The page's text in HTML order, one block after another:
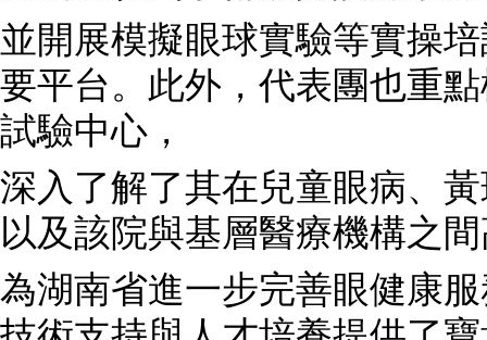
並開展模擬眼球實驗等實操
要平台。此外，代表團也重
試驗中心，
深入了解了其在兒童眼病、
以及該院與基層醫療機構之
為湖南省進一步完善眼健康